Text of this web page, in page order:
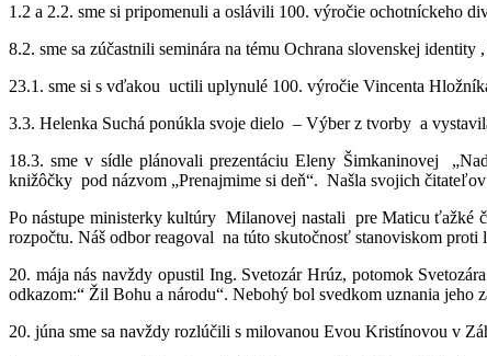
1.2 a 2.2. sme si pripomenuli a oslávili 100. výročie ochotníckeho
8.2. sme sa zúčastnili seminára na tému Ochrana slovenskej
23.1. sme si s vďakou uctili uplynulé 100. výročie Vincenta
3.3. Helenka Suchá ponúkla svoje dielo – Výber z tvorby a
18.3. sme v sídle plánovali prezentáciu Eleny Šimkaninovej
knižôčky pod názvom „Prenajmime si deň“. Našla svojich čitateľov
Po nástupe ministerky kultúry Milanovej nastali pre Maticu ťažké
rozpočtu. Náš odbor reagoval na túto skutočnosť stanoviskom proti
20. mája nás navždy opustil Ing. Svetozár Hrúz, potomok
odkazom:“ Žil Bohu a národu“. Nebohý bol svedkom uznania jeho
20. júna sme sa navždy rozlúčili s milovanou Evou Kristínovou v